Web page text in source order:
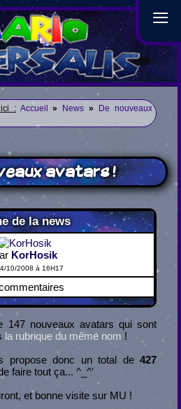
≡
: Accueil » News »
De nouveaux
avatars !
de la news
KorHosik
10/2008 à 16H17
147 nouveaux avatars qui sont
la rubrique du même nom !
propose donc un total de 427
faire tout ça... ^_^'
et bonne visite sur MU !